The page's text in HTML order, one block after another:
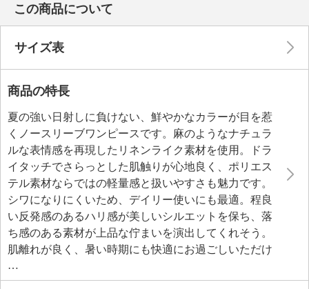
この商品について
サイズ表
商品の特長
夏の強い日射しに負けない、鮮やかなカラーが目を惹
くノースリーブワンピースです。麻のようなナチュラ
ルな表情感を再現したリネンライク素材を使用。ドラ
イタッチでさらっとした肌触りが心地良く、ポリエス
テル素材ならではの軽量感と扱いやすさも魅力です。
シワになりにくいため、デイリー使いにも最適。程良
い反発感のあるハリ感が美しいシルエットを保ち、落
ち感のある素材が上品な佇まいを演出してくれそう。
肌離れが良く、暑い時期にも快適にお過ごしいただけ
ます。
身体のラインをひろわないコクーンシルエットを採用